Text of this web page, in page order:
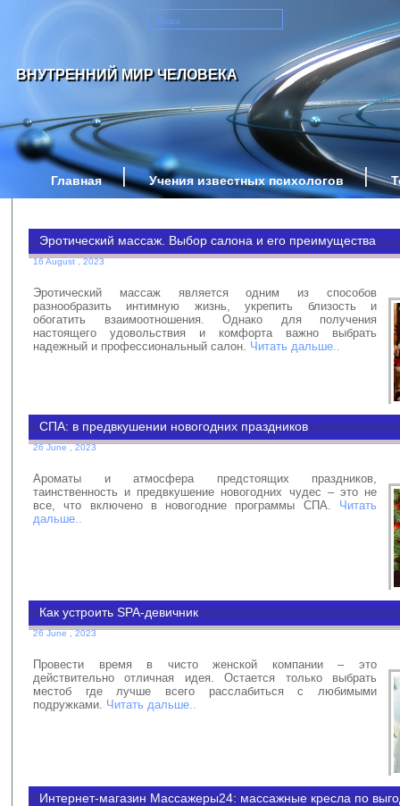
ВНУТРЕННИЙ МИР ЧЕЛОВЕКА
Главная Учения известных психологов
Эротический массаж. Выбор салона и его преимущества
16 August , 2023
Эротический массаж является одним из способов
разнообразить интимную жизнь, укрепить близость и
обогатить взаимоотношения. Однако для получения
настоящего удовольствия и комфорта важно выбрать
надежный и профессиональный салон. Читать дальше..
СПА: в предвкушении новогодних праздников
26 June , 2023
Ароматы и атмосфера предстоящих праздников,
таинственность и предвкушение новогодних чудес – это не
все, что включено в новогодние программы СПА. Читать
дальше..
Как устроить SPA-девичник
26 June , 2023
Провести время в чисто женской компании – это
действительно отличная идея. Остается только выбрать
местоб где лучше всего расслабиться с любимыми
подружками. Читать дальше..
Интернет-магазин Массажеры24: массажные кресла по